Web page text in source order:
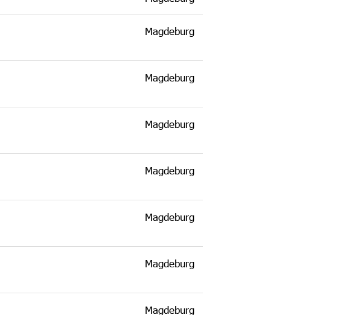
Magdeburg
Magdeburg
Magdeburg
Magdeburg
Magdeburg
Magdeburg
Magdeburg